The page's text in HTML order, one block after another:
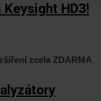
HD3!
zcela ZDARMA